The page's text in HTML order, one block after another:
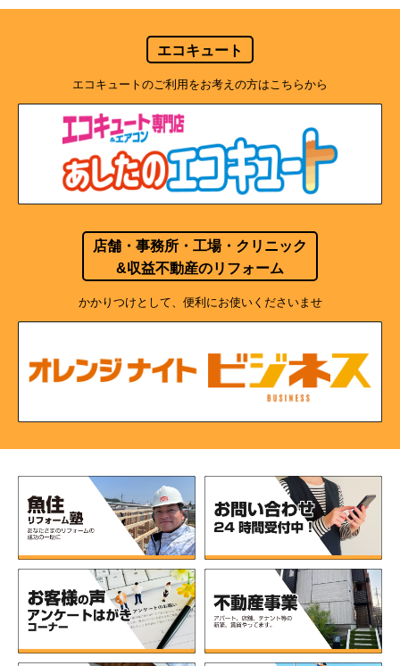
エコキュート
エコキュートのご利用をお考えの方はこちらから
店舗・事務所・工場・クリニック
&収益不動産のリフォーム
かかりつけとして、便利にお使いくださいませ